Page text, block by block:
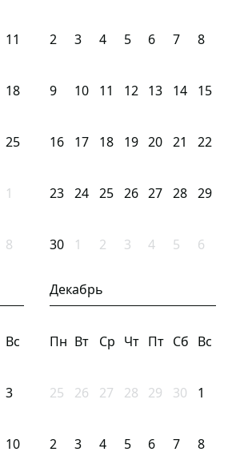
11
18
25
1
8
2 3 4 5 6 7 8
9 10 11 12 13 14 15
16 17 18 19 20 21 22
23 24 25 26 27 28 29
30 1 2 3 4 5 6
Вс
3
10
Декабрь
Пн Вт Ср Чт Пт Сб Вс
25 26 27 28 29 30 1
2 3 4 5 6 7 8